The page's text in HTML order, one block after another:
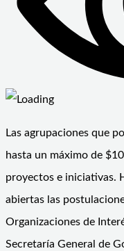
Las agrupaciones que
hasta un máximo de
proyectos e iniciativas.
abiertas las
Organizaciones de
Secretaría General de